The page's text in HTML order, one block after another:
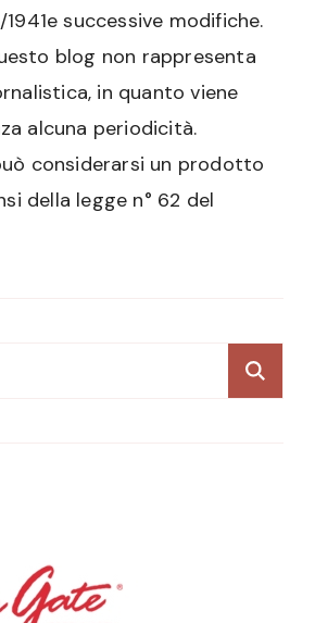
successive modifiche.
blog non rappresenta
in quanto viene
alcuna periodicità.
considerarsi un prodotto
della legge n° 62 del